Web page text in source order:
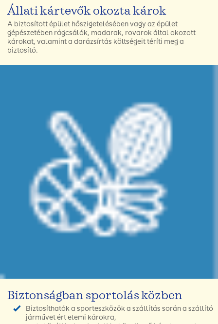
Állati kártevők okozta károk
A biztosított épület hőszigetelésében vagy az épület
gépészetében rágcsálók, madarak, rovarok által okozott
károkat, valamint a darázsírtás költségeit téríti meg a
biztosító.
Biztonságban sportolás közben
Biztosíthatók a sporteszközök a szállítás során a szállító
járművet ért elemi károkra,